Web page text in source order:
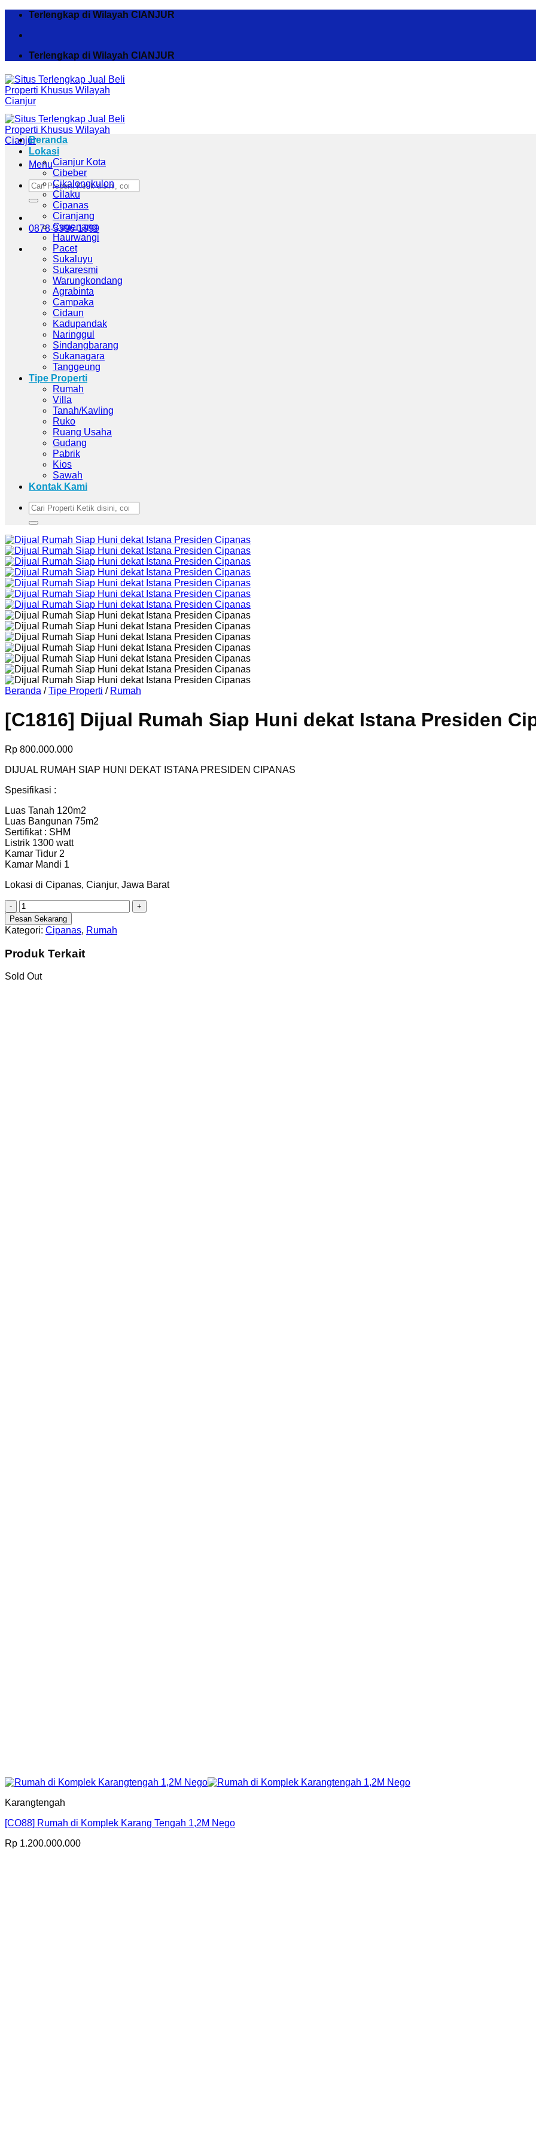
Skip
content
Terlengkap di Wilayah CIANJUR
Terlengkap di Wilayah CIANJUR
Menu
Pencarian
untuk:
0878-3396-1999
Beranda
Lokasi
Cianjur Kota
Cibeber
Cikalongkulon
Cilaku
Cipanas
Ciranjang
Cugenang
Haurwangi
Pacet
Sukaluyu
Sukaresmi
Warungkondang
Agrabinta
Campaka
Cidaun
Kadupandak
Naringgul
Sindangbarang
Sukanagara
Tanggeung
Tipe Properti
Rumah
Villa
Tanah/Kavling
Ruko
Ruang Usaha
Gudang
Pabrik
Kios
Sawah
Kontak Kami
Pencarian
untuk:
Beranda / Tipe Properti / Rumah
[C1816] Dijual Rumah Siap Huni dekat Istana Presiden
Rp 800.000.000
DIJUAL RUMAH SIAP HUNI DEKAT ISTANA PRESIDEN CIPANAS
Spesifikasi :
Luas Tanah 120m2
Luas Bangunan 75m2
Sertifikat : SHM
Listrik 1300 watt
Kamar Tidur 2
Kamar Mandi 1
Lokasi di Cipanas, Cianjur, Jawa Barat
Kuantitas
[C1816]
Dijual
Rumah
Siap
Huni
Istana
Pesan Sekarang
Kategori: Cipanas, Rumah
Produk Terkait
Sold Out
Karangtengah
[CO88] Rumah di Komplek Karang Tengah 1,2M Nego
Rp 1.200.000.000